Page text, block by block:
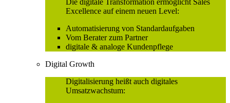
Die digitale Transformation ermöglicht Sales
Excellence auf einem neuen Level:
Automatisierung von Standardaufgaben
Vom Berater zum Partner
digitale & analoge Kundenpflege
Digital Growth
Digitalisierung heißt auch digitales
Umsatzwachstum: